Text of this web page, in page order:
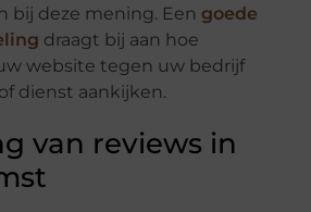
bij deze mening. Een goede
draagt bij aan hoe
website tegen uw bedrijf
dienst aankijken.
van reviews in